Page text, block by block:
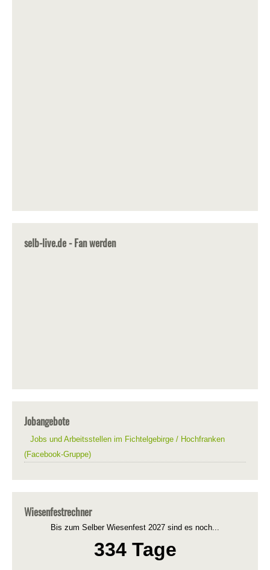
selb-live.de - Fan werden
Jobangebote
Jobs und Arbeitsstellen im Fichtelgebirge / Hochfranken
(Facebook-Gruppe)
Wiesenfestrechner
Bis zum Selber Wiesenfest 2027 sind es noch...
334 Tage